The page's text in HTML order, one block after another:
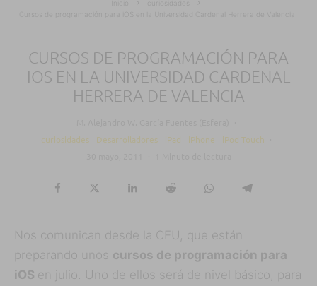
CURSOS DE PROGRAMACIÓN PARA
IOS EN LA UNIVERSIDAD CARDENAL
HERRERA DE VALENCIA
curiosidades
Desarrolladores iPad iPhone iPod Touch
Nos comunican desde la CEU, que están
preparando unos cursos de programación para
iOS en julio. Uno de ellos será de nivel básico, para